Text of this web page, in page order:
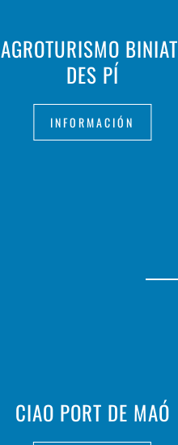
AGROTURISMO
DES PÍ
INFORMACIÓN
CIAO PORT DE MAÓ